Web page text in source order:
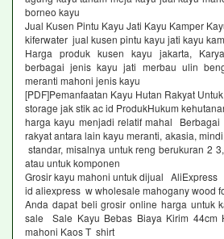
borneo kayu
Jual Kusen Pintu Kayu Jati Kayu Kamper
kiferwater jual kusen pintu kayu jati kayu
Harga produk kusen kayu jakarta,
berbagai jenis kayu jati merbau ulin
meranti mahoni jenis kayu
[PDF]Pemanfaatan Kayu Hutan Rakyat
storage jak stik ac id ProdukHukum
harga kayu menjadi relatif mahal
rakyat antara lain kayu meranti, akasia,
standar, misalnya untuk reng berukuran 2
atau untuk komponen
Grosir kayu mahoni untuk dijual AliExpress
id aliexpress w wholesale mahogany wood
Anda dapat beli grosir online harga untuk
sale Sale Kayu Bebas Biaya Kirim 44cm
mahoni Kaos T shirt